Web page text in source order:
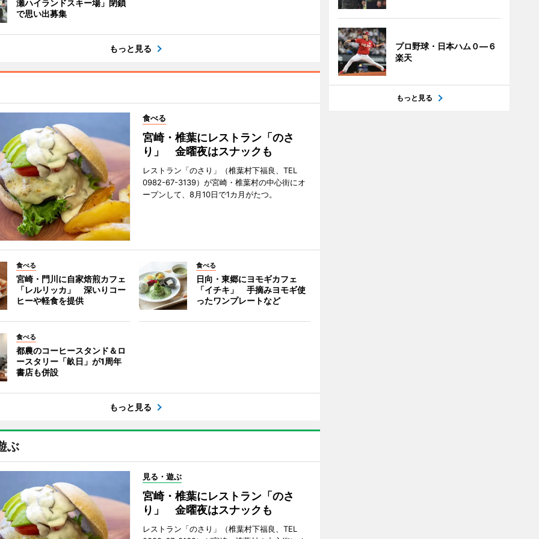
瀬ハイランドスキー場」閉鎖
で思い出募集
もっと見る
食べる
宮崎・椎葉にレストラン「のさ
り」 金曜夜はスナックも
レストラン「のさり」（椎葉村下福良、TEL
0982-67-3139）が宮崎・椎葉村の中心街にオ
ープンして、8月10日で1カ月がたつ。
食べる
宮崎・門川に自家焙煎カフェ
「レルリッカ」 深いりコー
ヒーや軽食を提供
食べる
日向・東郷にヨモギカフェ
「イチキ」 手摘みヨモギ使
ったワンプレートなど
食べる
都農のコーヒースタンド＆ロ
ースタリー「畝日」が1周年
書店も併設
もっと見る
ぶ
見る・遊ぶ
宮崎・椎葉にレストラン「のさ
り」 金曜夜はスナックも
レストラン「のさり」（椎葉村下福良、TEL
プロ野球・日本ハム０―６
楽天
もっと見る